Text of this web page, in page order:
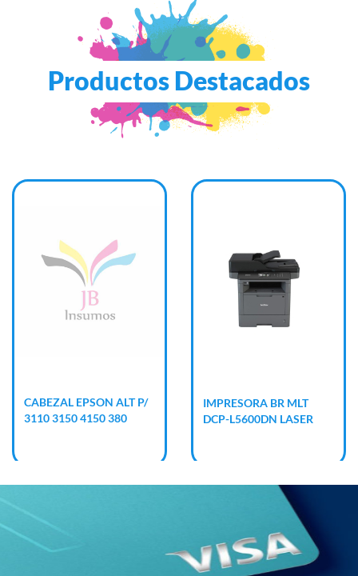
Productos Destacados
CABEZAL EPSON ALT P/
3110 3150 4150 380
IMPRESORA BR MLT
DCP-L5600DN LASER